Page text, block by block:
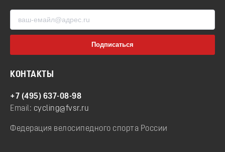
КОНТАКТЫ
+7 (495) 637-08-98
Email: cycling@fvsr.ru
Федерация велосипедного спорта России